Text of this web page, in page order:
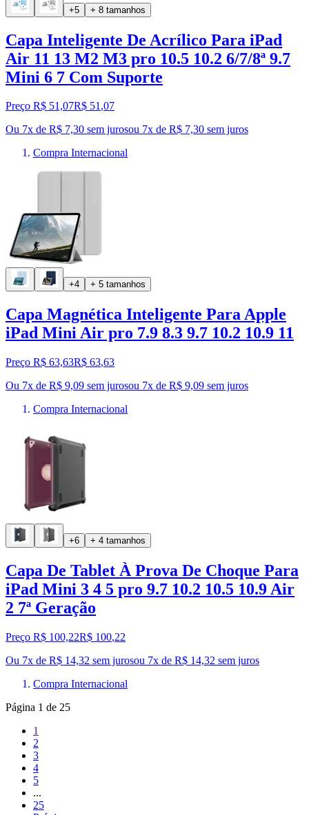
+5 + 8 tamanhos
Capa Inteligente De Acrílico Para iPad
Air 11 13 M2 M3 pro 10.5 10.2 6/7/8ª 9.7
Mini 6 7 Com Suporte
Preço R$ 51,07R$ 51,07
Ou 7x de R$ 7,30 sem jurosou 7x de R$ 7,30 sem juros
Compra Internacional
+4 + 5 tamanhos
Capa Magnética Inteligente Para Apple
iPad Mini Air pro 7.9 8.3 9.7 10.2 10.9 11
Preço R$ 63,63R$ 63,63
Ou 7x de R$ 9,09 sem jurosou 7x de R$ 9,09 sem juros
Compra Internacional
+6 + 4 tamanhos
Capa De Tablet À Prova De Choque Para
iPad Mini 3 4 5 pro 9.7 10.2 10.5 10.9 Air
2 7ª Geração
Preço R$ 100,22R$ 100,22
Ou 7x de R$ 14,32 sem jurosou 7x de R$ 14,32 sem juros
Compra Internacional
Página 1 de 25
1
2
3
4
5
...
25